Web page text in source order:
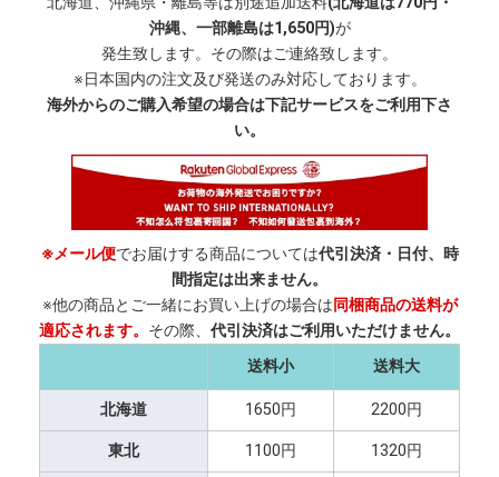
沖縄、一部離島は1,650円)が
発生致します。その際はご連絡致します。
※日本国内の注文及び発送のみ対応しております。
海外からのご購入希望の場合は下記サービスをご利用下さ
い。
※メール便でお届けする商品については代引決済・日付、時
間指定は出来ません。
※他の商品とご一緒にお買い上げの場合は同梱商品の送料が
適応されます。 その際、 代引決済はご利用いただけません。
送料小
送料大
北海道 1650円 2200円
東北 1100円 1320円